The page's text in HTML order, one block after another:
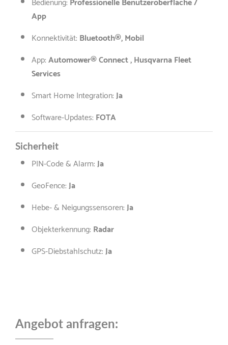
App
Konnektivität: Bluetooth®, Mobil
App:Automower® Connect , Husqvarna Fleet
Services
Smart Home Integration: Ja
Software-Updates: FOTA
Sicherheit
PIN-Code & Alarm: Ja
GeoFence: Ja
Hebe- & Neigungssensoren: Ja
Objekterkennung: Radar
GPS-Diebstahlschutz: Ja
Angebot anfragen: